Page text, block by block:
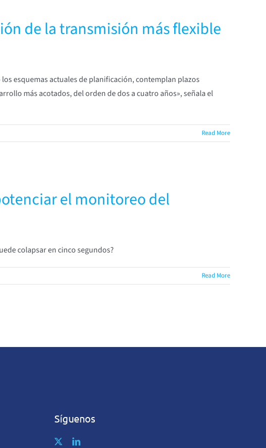
de la transmisión más flexible
esquemas actuales de planificación, contemplan plazos
más acotados, del orden de dos a cuatro años», señala el
Read More
el monitoreo del
colapsar en cinco segundos?
Read More
Síguenos